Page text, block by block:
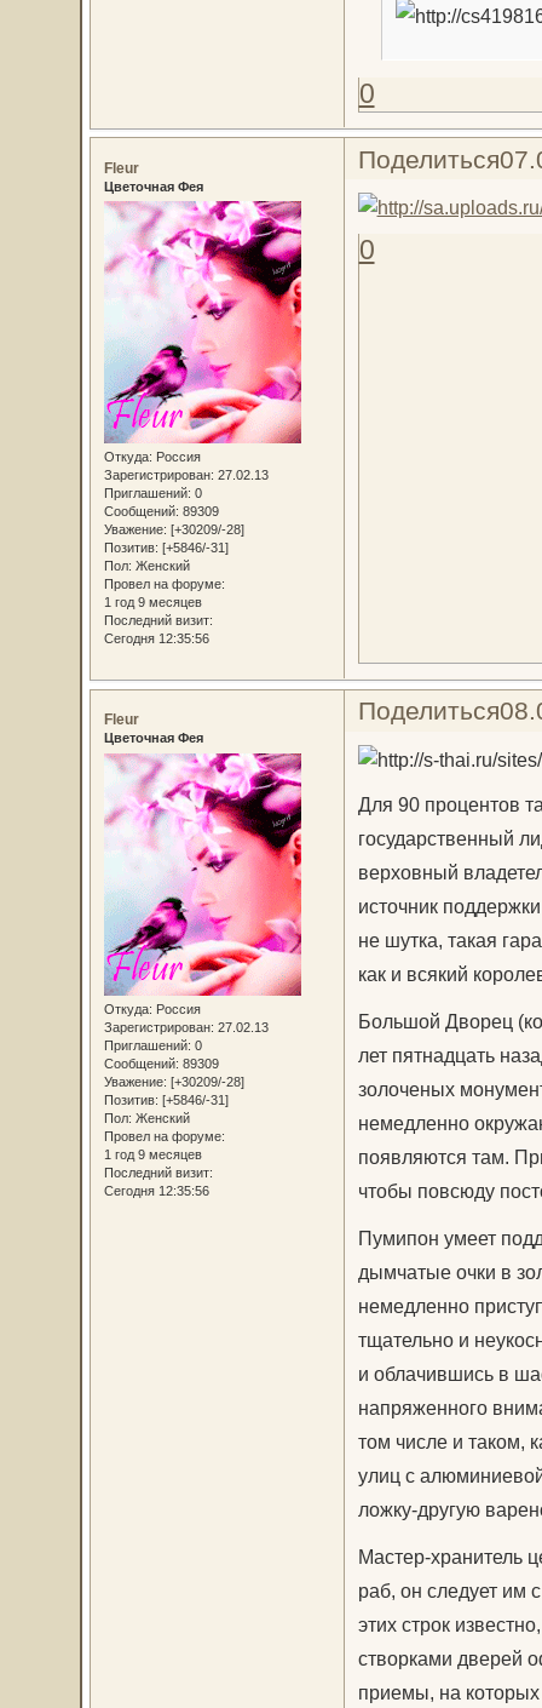
0
Поделиться
Fleur
Цветочная Фея
Откуда: Россия
Зарегистрирован: 27.02.13
Приглашений: 0
Сообщений: 89309
Уважение: [+30209/-28]
Позитив: [+5846/-31]
Пол: Женский
Провел на форуме:
1 год 9 месяцев
Последний визит:
Сегодня 12:35:56
0
Поделиться
Fleur
Цветочная Фея
Откуда: Россия
Зарегистрирован: 27.02.13
Приглашений: 0
Сообщений: 89309
Уважение: [+30209/-28]
Позитив: [+5846/-31]
Пол: Женский
Провел на форуме:
1 год 9 месяцев
Последний визит:
Сегодня 12:35:56
Для 90 процентов
государственный
верховный
источник
не шутка, такая
как и всякий
Большой Дворец
лет пятнадцать
золоченых
немедленно
появляются там.
чтобы повсюду
Пумипон умеет
дымчатые очки в
немедленно
тщательно и
и облачившись в
напряженного
том числе и таком,
улиц с
ложку-другую
Мастер-хранитель
раб, он следует им
этих строк
створками дверей
приемы, на